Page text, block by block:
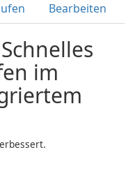
Bearbeiten
im